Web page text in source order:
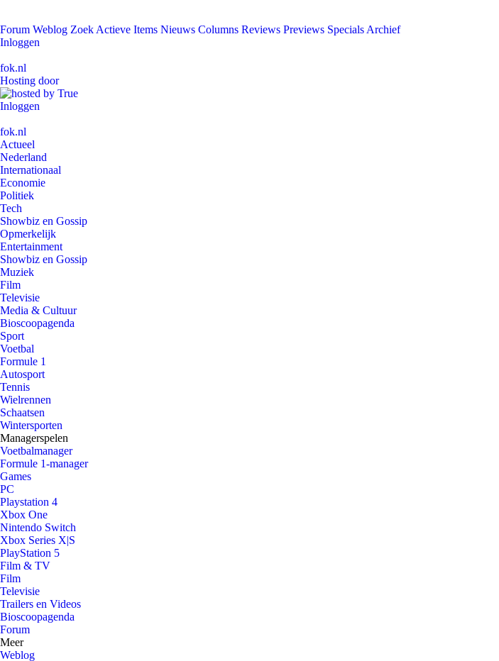
Forum Weblog Zoek Actieve Items Nieuws Columns Reviews Previews Specials Archief
Inloggen
fok.nl
Hosting door
Inloggen
fok.nl
Actueel
Nederland
Internationaal
Economie
Politiek
Tech
Showbiz en Gossip
Opmerkelijk
Entertainment
Showbiz en Gossip
Muziek
Film
Televisie
Media & Cultuur
Bioscoopagenda
Sport
Voetbal
Formule 1
Autosport
Tennis
Wielrennen
Schaatsen
Wintersporten
Managerspelen
Voetbalmanager
Formule 1-manager
Games
PC
Playstation 4
Xbox One
Nintendo Switch
Xbox Series X|S
PlayStation 5
Film & TV
Film
Televisie
Trailers en Videos
Bioscoopagenda
Forum
Meer
Weblog